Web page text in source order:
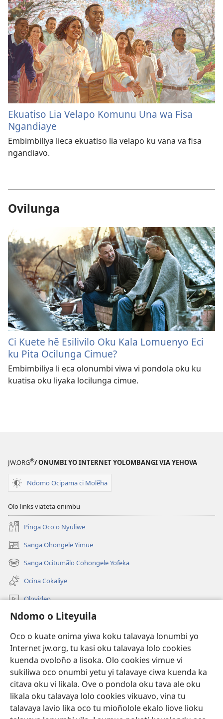
Ndomo o Liteyuila
Oco o kuate onima yiwa koku talavaya lonumbi yo
Internet jw.org, tu kasi oku talavaya lolo cookies
kuenda ovoloño a lisoka. Olo cookies vimue vi
sukiliwa oco onumbi yetu yi talavaye ciwa kuenda ka
citava oku vi likala. Ove o pondola oku tava ale oku
likala oku talavaya lolo cookies vikuavo, vina tu
talavaya lavio lika oco tu mioñolole ekalo liove lioku
Ekuatiso Lia Velapo Komunu Una wa Fisa
Ngandiaye
Embimbiliya lieca ekuatiso lia velapo ku vana va fisa
ngandiavo.
Ovilunga
Ci Kuete hẽ Esilivilo Oku Kala Lomuenyo Eci
ku Pita Ocilunga Cimue?
Embimbiliya li eca olonumbi viwa vi pondola oku ku
kuatisa oku liyaka locilunga cimue.
JW.ORG®/ ONUMBI YO INTERNET YOLOMBANGI VIA YEHOVA
Ndomo Ocipama ci Molẽha
Olo links viateta onimbu
Pinga Oco o Nyuliwe
Sanga Ohongele Yimue
(yikula
onjanela
yokaliye)
Sanga Ocitumãlo Cohongele Yofeka
(yikula
onjanela
yokaliye)
Ocina Cokaliye
Olovideo
Videos with Audio Descriptions
Sandiliya
Ekuatiso
Olombanjaile
(yikula
onjanela
yokaliye)OCISELEKO CALIVULU VO INTERNET Colombangi Via
Yehova™
(yikula